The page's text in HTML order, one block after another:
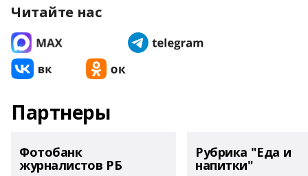
Читайте нас
Партнеры
Фотобанк
журналистов РБ
Рубрика "Еда и
напитки"